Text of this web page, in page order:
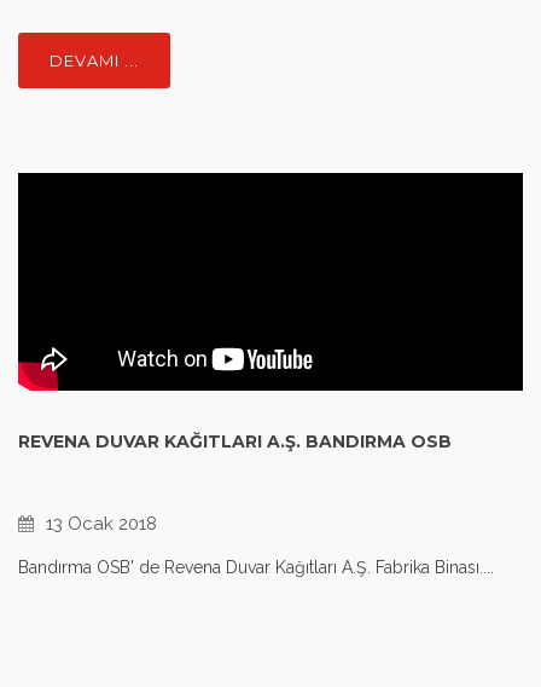
DEVAMI ...
REVENA DUVAR KAĞITLARI A.Ş. BANDIRMA OSB
13 Ocak 2018
Bandırma OSB' de Revena Duvar Kağıtları A.Ş. Fabrika Binası....